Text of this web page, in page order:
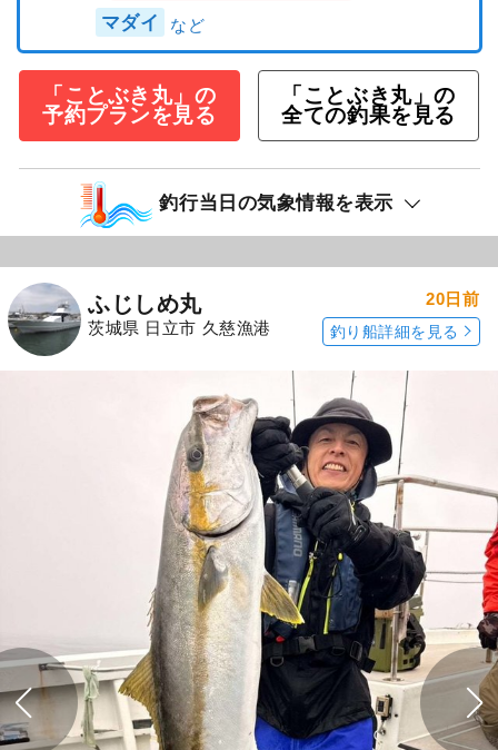
マダイ
「ことぶき丸」の
予約プランを見る
「ことぶき丸」の
全ての釣果を見る
釣行当日の気象情報を表示
ふじしめ丸
茨城県 日立市 久慈漁港
20日前
釣り船詳細を見る